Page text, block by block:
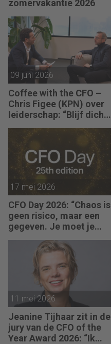
zomervakantie 2026
09 juni 2026
Coffee with the CFO –
Chris Figee (KPN) over
leiderschap: “Blijf dicht
17 mei 2026
CFO Day 2026: “Chaos is
geen risico, maar een
gegeven. Je moet je
inrichten.”
11 mei 2026
Jeanine Tijhaar zit in de
jury van de CFO of the
Year Award 2026: “Ik